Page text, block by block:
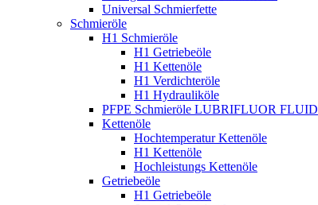
Universal Schmierfette
Schmieröle
H1 Schmieröle
H1 Getriebeöle
H1 Kettenöle
H1 Verdichteröle
H1 Hydrauliköle
PFPE Schmieröle LUBRIFLUOR FLUID
Kettenöle
Hochtemperatur Kettenöle
H1 Kettenöle
Hochleistungs Kettenöle
Getriebeöle
H1 Getriebeöle